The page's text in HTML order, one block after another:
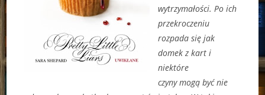
wytrzymałości. Po ich
przekroczeniu
rozpada się jak
domek z kart i
niektóre
czyny mogą być nie